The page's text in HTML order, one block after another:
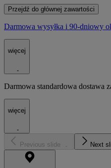
Przejdź do głównej zawartości
Darmowa wysyłka i 90-dniowy
więcej
Darmowa standardowa dostawa
więcej
Previous slide Next